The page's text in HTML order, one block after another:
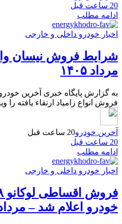
20 ساعت قبل
ادامه مطلب
اخبار خودرو داخلی و خارجی
شرایط فروش نیسان
مرداد ۱۴۰۵
به گزارش پایگاه خبری آخرین
فروش انواع زامیاد ارتقاء یافته را ویژه مرداد
آخرین خودرو20 ساعت قبل
20 ساعت قبل
ادامه مطلب
اخبار خودرو داخلی و خارجی
خودرو اعلام شد – مرداد